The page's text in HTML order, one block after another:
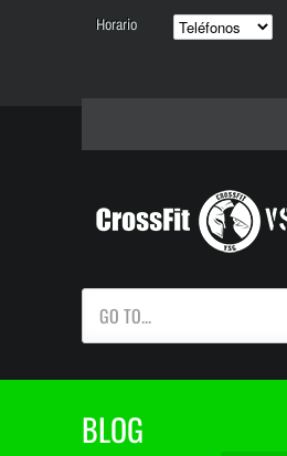
Horario
GO TO...
BLOG